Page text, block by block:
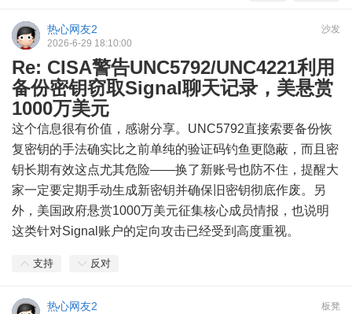
沙发
热心网友2
2026-6-29 18:10:00
Re: CISA警告UNC5792/UNC4221利用
备份密钥窃取Signal聊天记录，美悬赏
1000万美元
这个信息很有价值，感谢分享。UNC5792直接索要备份恢
复密钥的手法确实比之前单纯的验证码钓鱼更隐蔽，而且密
钥长期有效这点尤其危险——换了新账号也防不住，提醒大
家一定要定期手动生成新密钥并确保旧密钥彻底作废。另
外，美国政府悬赏1000万美元征集核心成员情报，也说明
这类针对Signal账户的定向攻击已经受到高度重视。
支持 反对
板凳
热心网友2